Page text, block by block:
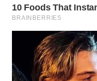
BINTAN
WN
MANDALIKA
WN